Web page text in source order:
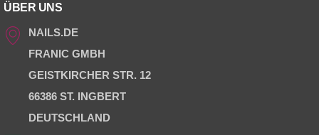
ÜBER UNS
NAILS.DE
FRANIC GMBH
GEISTKIRCHER STR. 12
66386 ST. INGBERT
DEUTSCHLAND